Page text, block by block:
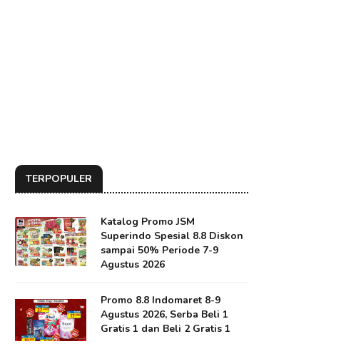
TERPOPULER
Katalog Promo JSM
Superindo Spesial 8.8 Diskon
sampai 50% Periode 7-9
Agustus 2026
Promo 8.8 Indomaret 8-9
Agustus 2026, Serba Beli 1
Gratis 1 dan Beli 2 Gratis 1